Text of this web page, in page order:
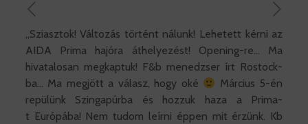
„Sziasztok! Változás történt nálunk! Lehetett kérni az
AIDA Prima hajóra áthelyezést! Opening-re… Ma
hivatalosan megkaptuk! F&b menedzser írt Rostock-
ba… Ma megjött a válasz, hogy oké
Március 5-én
repülünk Szingapúrba és hozzuk haza a Prima-
t Európába! Nem tudom leírni éppen mit érzünk. Kb